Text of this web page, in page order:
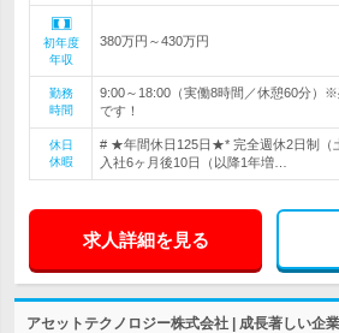
初年度
年収
380万円～430万円
勤務
時間
9:00～18:00（実働8時間／休憩60分）
です！
休日
休暇
# ★年間休日125日★* 完全週休2日制（
入社6ヶ月後10日（以降1年増…
求人詳細を見る
アセットテクノロジー株式会社 | 成長著しい企